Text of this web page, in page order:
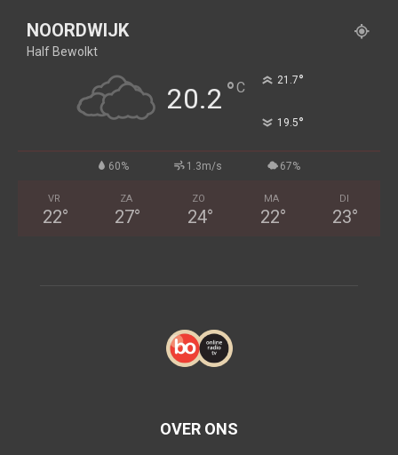
NOORDWIJK
Half Bewolkt
20.2 °C 21.7°
19.5°
60% 1.3m/s 67%
VR
22°
ZA
27°
ZO
24°
MA
22°
DI
23°
OVER ONS